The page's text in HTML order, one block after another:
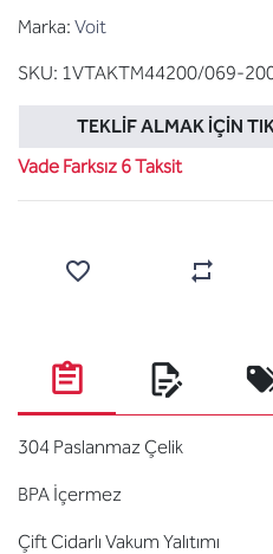
Marka: Voit
SKU: 1VTAKTM44200/069-
TEKLIF ALMAK İÇIN
Vade Farksız 6 Taksit
304 Paslanmaz Çelik
BPA İçermez
Çift Cidarlı Vakum Yalıtımı